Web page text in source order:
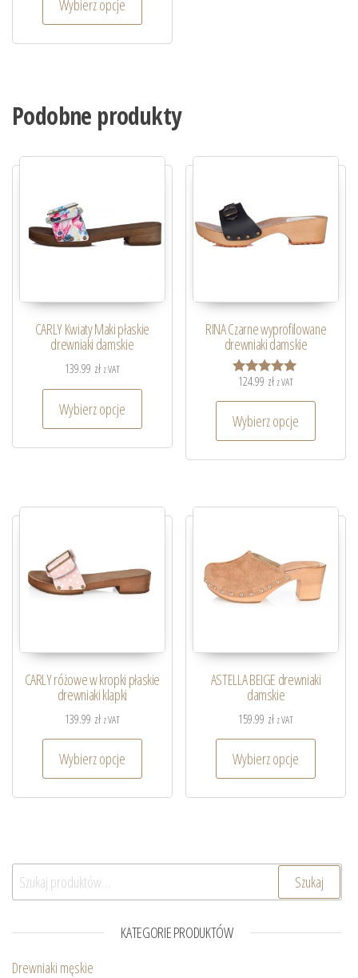
Wybierz opcje
Podobne produkty
CARLY Kwiaty Maki płaskie
drewniaki damskie
139.99 zł z VAT
Wybierz opcje
RINA Czarne wyprofilowane
drewniaki damskie
Oceniono
124.99 zł z VAT
Wybierz opcje
CARLY różowe w kropki płaskie
drewniaki klapki
139.99 zł z VAT
Wybierz opcje
ASTELLA BEIGE drewniaki
damskie
159.99 zł z VAT
Wybierz opcje
Szukaj: Szukaj
KATEGORIE PRODUKTÓW
Drewniaki męskie